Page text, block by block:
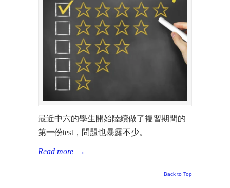
最近中六的學生開始陸續做了複習期間的
第一份test，問題也暴露不少。
Read more →
Back to Top